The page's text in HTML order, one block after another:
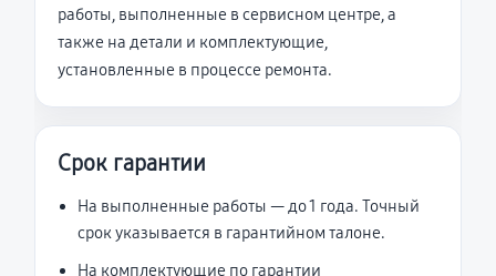
работы, выполненные в сервисном центре, а
также на детали и комплектующие,
установленные в процессе ремонта.
Срок гарантии
На выполненные работы — до 1 года. Точный
срок указывается в гарантийном талоне.
На комплектующие по гарантии